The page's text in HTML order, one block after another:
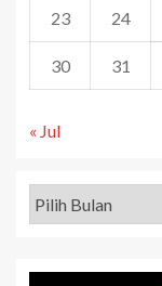
23 24
30 31
« Jul